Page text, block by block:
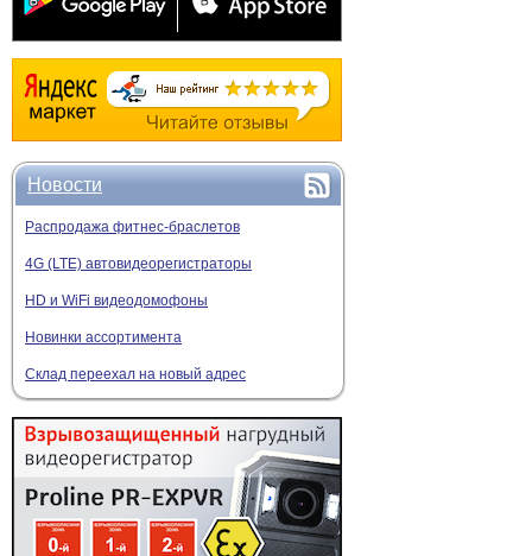
Новости
Распродажа фитнес-браслетов
4G (LTE) автовидеорегистраторы
HD и WiFi видеодомофоны
Новинки ассортимента
Склад переехал на новый адрес